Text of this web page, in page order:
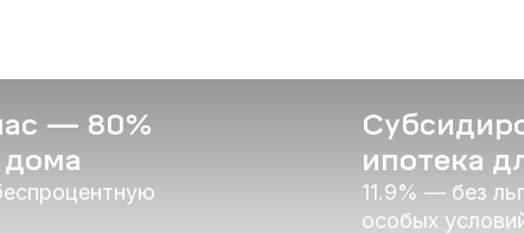
— 80%
дома
ипотека
11.9% — без
особых